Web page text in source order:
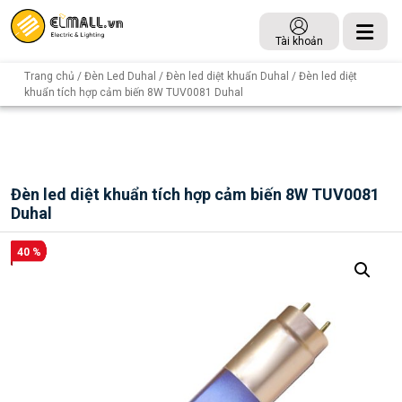
Tài khoản
Trang chủ / Đèn Led Duhal / Đèn led diệt khuẩn Duhal / Đèn led diệt
khuẩn tích hợp cảm biến 8W TUV0081 Duhal
Đèn led diệt khuẩn tích hợp cảm biến 8W TUV0081
Duhal
40 %